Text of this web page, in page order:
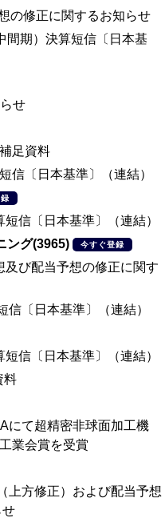
の修正に関するお知らせ
期）決算短信〔日本基
せ
足資料
信〔日本基準〕（連結）
信〔日本基準〕（連結）
ング(3965)
今すぐ登録
び配当予想の修正に関す
〔日本基準〕（連結）
信〔日本基準〕（連結）
料
にて超精密非球面加工機
業会賞を受賞
上方修正）および配当予想
せ